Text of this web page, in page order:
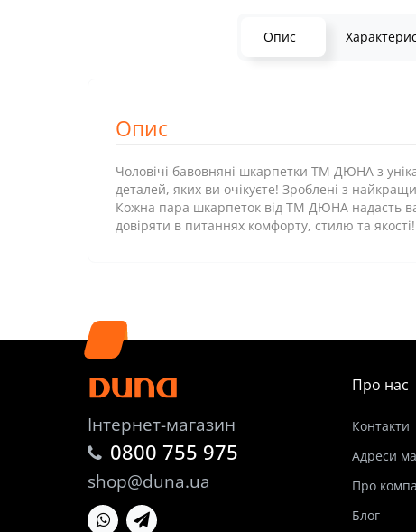
Опис
Опис
Чоловічі бавовняні шкарпетки ТМ ДЮНА з
деталей, яких ви очікуєте! Зроблені з
Кожна пара шкарпеток від ТМ ДЮНА надасть
довіряти в питаннях комфорту, стилю та якості!
Інтернет-магазин
0800 755 975
shop@duna.ua
Про нас
Контакти
Адреси
Про
Блог